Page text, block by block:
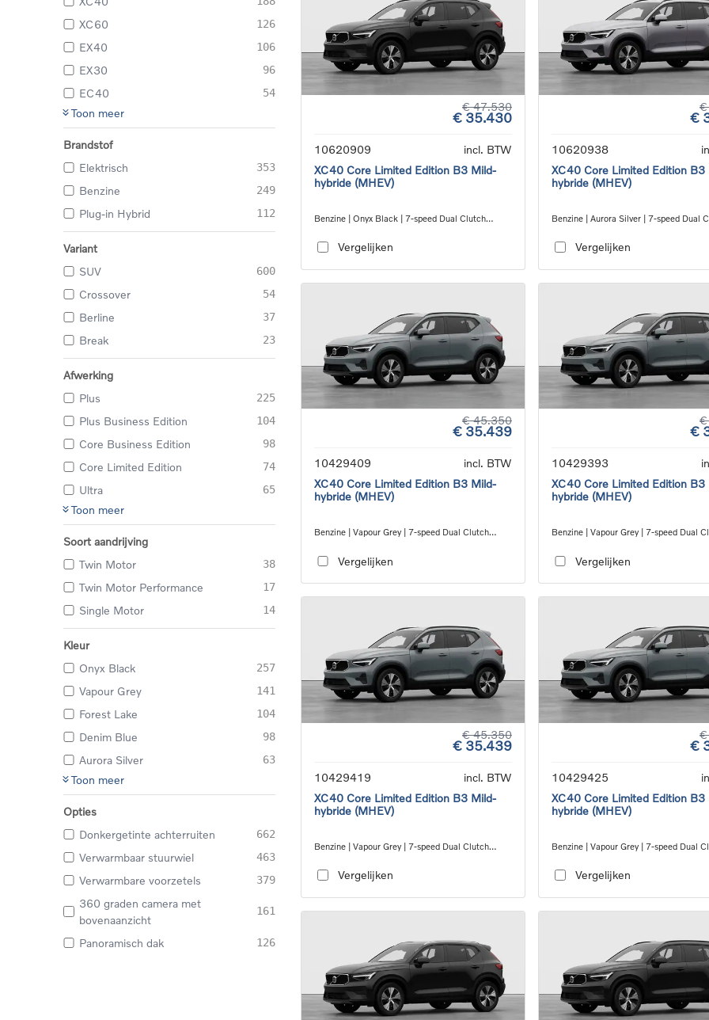
XC60 126
EX40 106
EX30 96
EC40 54
Toon meer
Brandstof
Elektrisch
353
Benzine 249
Plug-in Hybrid 112
Variant
SUV
600
Crossover 54
Berline 37
Break 23
Afwerking
Plus
225
Plus Business Edition 104
Core Business Edition 98
Core Limited Edition 74
Ultra 65
Toon meer
Soort aandrijving
Twin Motor
38
Twin Motor Performance 17
Single Motor 14
Kleur
Onyx Black
257
Vapour Grey 141
Forest Lake 104
Denim Blue 98
Aurora Silver 63
Toon meer
Opties
Donkergetinte achterruiten
662
Verwarmbaar stuurwiel 463
Verwarmbare voorzetels 379
360 graden camera met
bovenaanzicht
161
Panoramisch dak 126
€ 47.530
€ 35.430
10620909
incl. BTW
XC40 Core Limited Edition B3 Mild-
hybride (MHEV)
Benzine | Onyx Black | 7-speed Dual Clutch
Vergelijken
€
€
10620938
XC40 Core Limited Edition B3
hybride (MHEV)
Benzine | Aurora Silver | 7-speed Dual
Vergelijken
€ 45.350
€ 35.439
10429409
incl. BTW
XC40 Core Limited Edition B3 Mild-
hybride (MHEV)
Benzine | Vapour Grey | 7-speed Dual Clutch
Vergelijken
€
€
10429393
XC40 Core Limited Edition B3
hybride (MHEV)
Benzine | Vapour Grey | 7-speed Dual
Vergelijken
€ 45.350
€ 35.439
10429419
incl. BTW
XC40 Core Limited Edition B3 Mild-
hybride (MHEV)
Benzine | Vapour Grey | 7-speed Dual Clutch
Vergelijken
€
€
10429425
XC40 Core Limited Edition B3
hybride (MHEV)
Benzine | Vapour Grey | 7-speed Dual
Vergelijken